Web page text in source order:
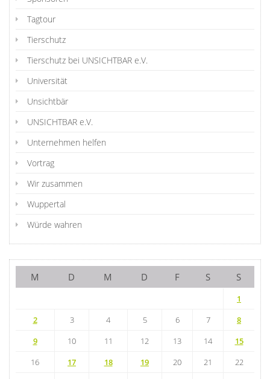
Tagtour
Tierschutz
Tierschutz bei UNSICHTBAR e.V.
Universität
Unsichtbär
UNSICHTBAR e.V.
Unternehmen helfen
Vortrag
Wir zusammen
Wuppertal
Würde wahren
M D M D F S S
1
2
3 4 5 6 7
8
9
10 11 12 13 14
15
16
17 18 19 20 21
22